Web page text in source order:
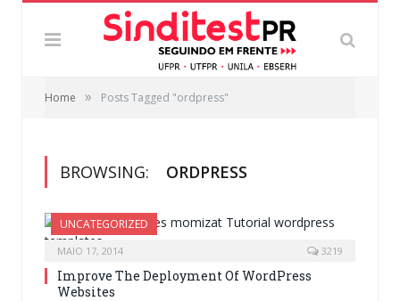
Home » Posts Tagged "ordpress"
BROWSING: ORDPRESS
UNCATEGORIZED
MAIO 17, 2014 3219
Improve The Deployment Of WordPress
Websites